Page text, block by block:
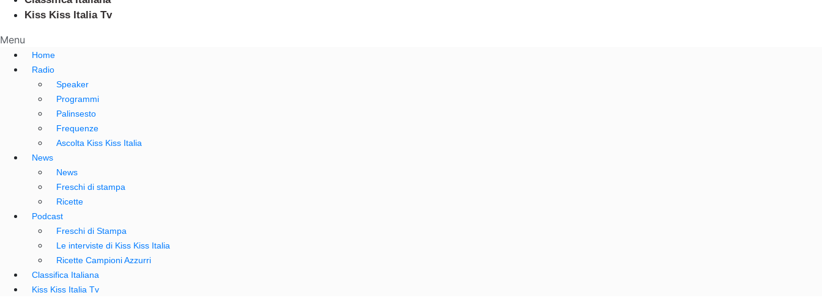
Kiss Kiss Italia Tv
Menu
Home
Radio
Speaker
Programmi
Palinsesto
Frequenze
Ascolta Kiss Kiss Italia
News
News
Freschi di stampa
Ricette
Podcast
Freschi di Stampa
Le interviste di Kiss Kiss Italia
Ricette Campioni Azzurri
Classifica Italiana
Kiss Kiss Italia Tv